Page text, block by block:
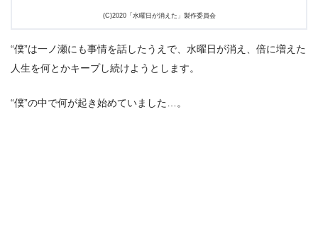
(C)2020「水曜日が消えた」製作委員会
“僕”は一ノ瀬にも事情を話したうえで、水曜日が消え、倍に増えた
人生を何とかキープし続けようとします。
“僕”の中で何が起き始めていました…。